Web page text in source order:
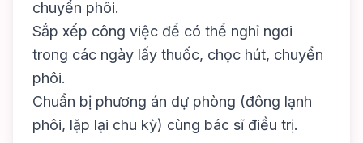
chuyển phôi.
Sắp xếp công việc để có thể nghỉ ngơi
trong các ngày lấy thuốc, chọc hút, chuyển
phôi.
Chuẩn bị phương án dự phòng (đông lạnh
phôi, lặp lại chu kỳ) cùng bác sĩ điều trị.